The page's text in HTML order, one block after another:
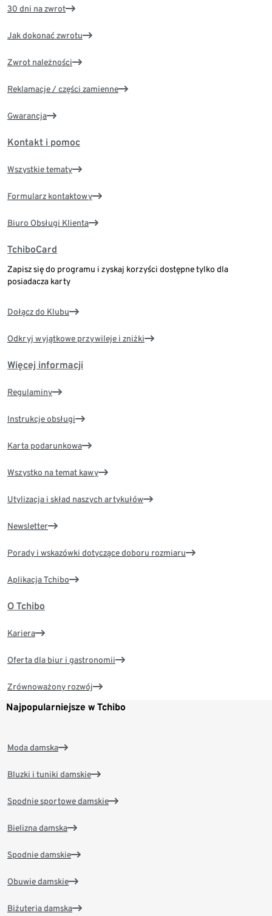
30 dni na zwrot
Jak dokonać zwrotu
Zwrot należności
Reklamacje / części zamienne
Gwarancja
Kontakt i pomoc
Wszystkie tematy
Formularz kontaktowy
Biuro Obsługi Klienta
TchiboCard
Zapisz się do programu i zyskaj korzyści dostępne tylko dla
posiadacza karty
Dołącz do Klubu
Odkryj wyjątkowe przywileje i zniżki
Więcej informacji
Regulaminy
Instrukcje obsługi
Karta podarunkowa
Wszystko na temat kawy
Utylizacja i skład naszych artykułów
Newsletter
Porady i wskazówki dotyczące doboru rozmiaru
Aplikacja Tchibo
O Tchibo
Kariera
Oferta dla biur i gastronomii
Zrównoważony rozwój
Najpopularniejsze w Tchibo
Moda damska
Bluzki i tuniki damskie
Spodnie sportowe damskie
Bielizna damska
Spodnie damskie
Obuwie damskie
Biżuteria damska